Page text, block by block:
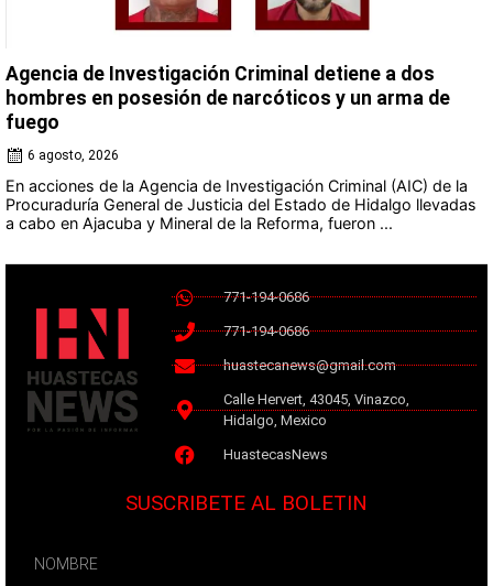
Agencia de Investigación Criminal detiene a dos
hombres en posesión de narcóticos y un arma de
fuego
6 agosto, 2026
En acciones de la Agencia de Investigación Criminal (AIC) de la
Procuraduría General de Justicia del Estado de Hidalgo llevadas
a cabo en Ajacuba y Mineral de la Reforma, fueron ...
771-194-0686
771-194-0686
huastecanews@gmail.com
Calle Hervert, 43045, Vinazco,
Hidalgo, Mexico
HuastecasNews
SUSCRIBETE AL BOLETIN